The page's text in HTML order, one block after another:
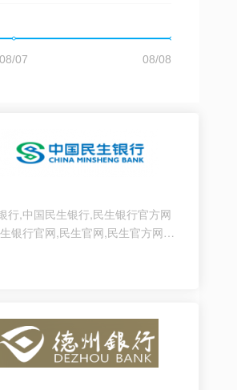
行,中国民生银行,民生银行官方网
银行官网,民生官网,民生官方网
行,电话银行,微信银行,跨行资金归集,
卡,民生信用卡,民生银行信用卡,储蓄,
, 汇款,存贷合一卡,客户服